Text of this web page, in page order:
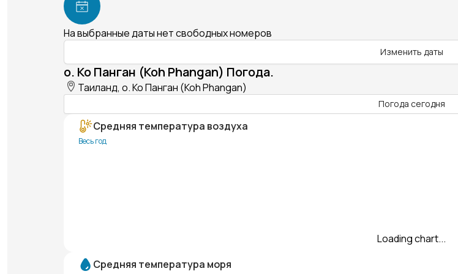
На выбранные даты нет свободных номеров
Изменить даты
о. Ко Панган (Koh Phangan) Погода.
Таиланд, о. Ко Панган (Koh Phangan)
Погода сегодня
Средняя температура воздуха
Весь год
Loading chart...
Средняя температура моря